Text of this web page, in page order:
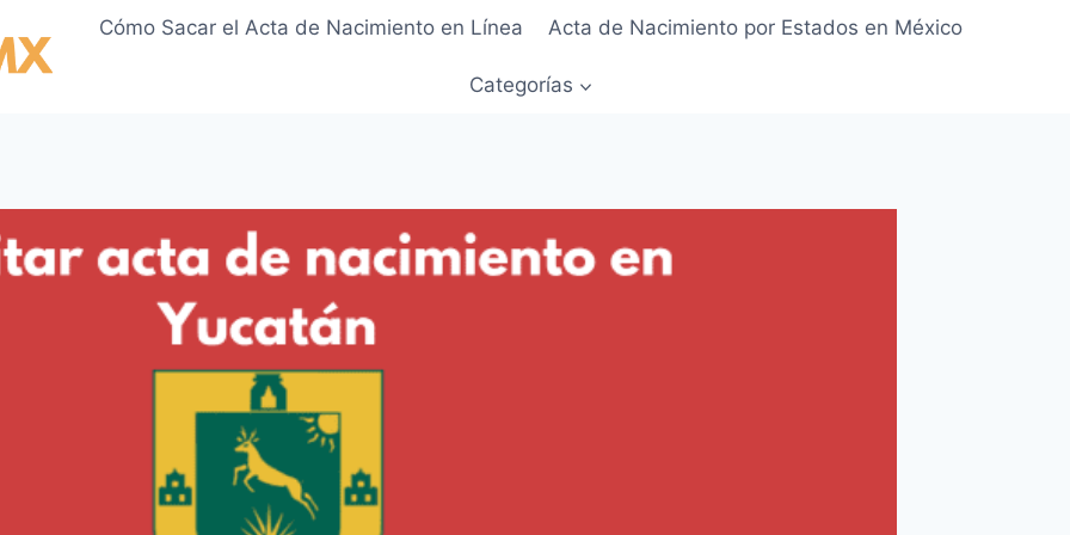
Cómo Sacar el Acta de Nacimiento en Línea Acta de Nacimiento por Estados en México
Categorías